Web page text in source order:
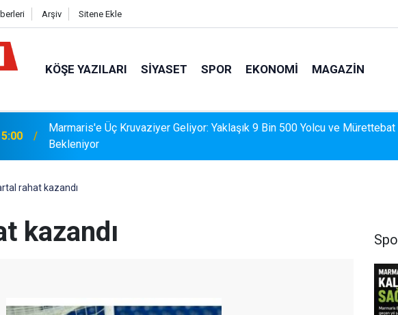
Arşiv Sitene Ekle
KÖŞE YAZILARI SIYASET SPOR EKONOMI MAGAZIN
MARMARİS'TE DERELERDE TEMİZLİK SEFERBERLİĞİ
rahat kazandı
kazandı